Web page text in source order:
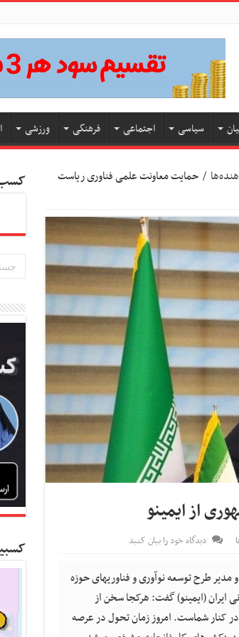
سیاسی اجتماعی فرهنگی ورزشی
/ حمایت معاونت علمی فناوری ریاست
از ایمینو
دیدگاه خود را بیان کنید
طرح توسعه نوآوری و فناوریهای حوزه
ایران (ایمینو) گفت: هرکجا سخن از
در کنار شماست. امروز زمان تحول در عرصه
کسب